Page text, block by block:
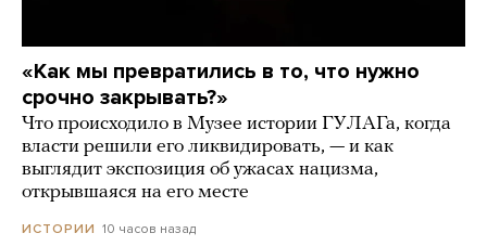
«Как мы превратились в то, что нужно
срочно закрывать?»
Что происходило в Музее истории ГУЛАГа, когда
власти решили его ликвидировать, — и как
выглядит экспозиция об ужасах нацизма,
открывшаяся на его месте
ИСТОРИИ 10 часов назад